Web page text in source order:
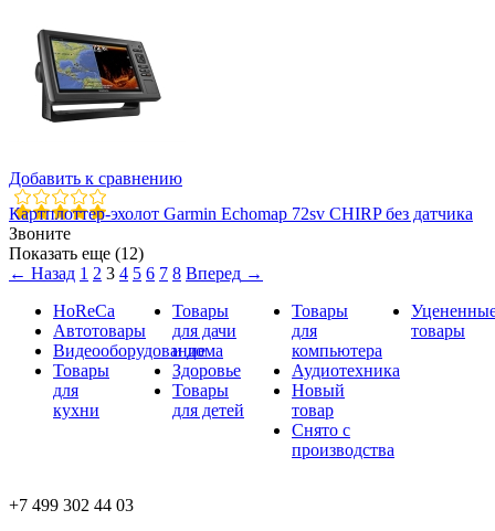
Добавить к сравнению
Картплоттер-эхолот Garmin Echomap 72sv CHIRP без датчика
Звоните
Показать еще (12)
← Назад 1 2 3 4 5 6 7 8 Вперед →
HoReCa
Автотовары
Видеооборудование
Товары
для
кухни
Товары
для дачи
и дома
Здоровье
Товары
для детей
Товары
для
компьютера
Аудиотехника
Новый
товар
Снято с
производства
товары
+7 499 302 44 03